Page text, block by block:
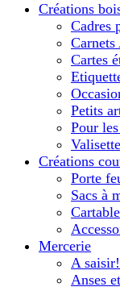
Créations
Cadres
Carnets
Cartes
Petits
Pour
Créations
Porte
Sacs à
Mercerie
A
Anses